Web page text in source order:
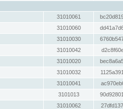
31010061
31010060
31010030
31010042
31010020
31010032
31010041
3101013
31010062